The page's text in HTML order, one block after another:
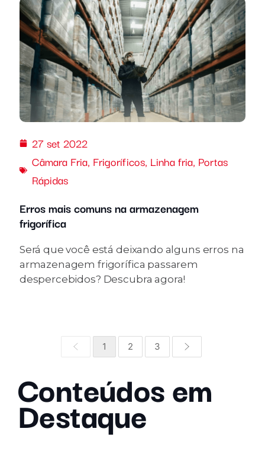
27 set 2022
Câmara Fria, Frigoríficos, Linha fria, Portas
Rápidas
Erros mais comuns na armazenagem
frigorífica
Será que você está deixando alguns erros na
armazenagem frigorífica passarem
despercebidos? Descubra agora!
1 2 3
Conteúdos em
Destaque